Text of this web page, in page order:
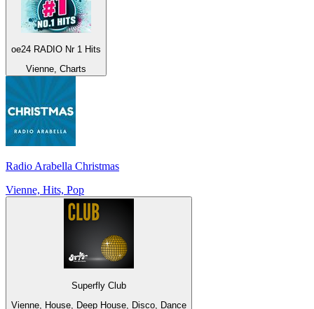
oe24 RADIO Nr 1 Hits
Vienne, Charts
Radio Arabella Christmas
Vienne, Hits, Pop
Superfly Club
Vienne, House, Deep House, Disco, Dance